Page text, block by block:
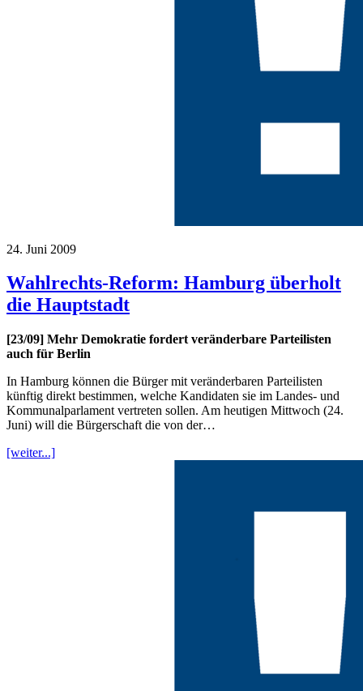
24. Juni 2009
Wahlrechts-Reform: Hamburg überholt
die Hauptstadt
[23/09] Mehr Demokratie fordert veränderbare Parteilisten
auch für Berlin
In Hamburg können die Bürger mit veränderbaren Parteilisten
künftig direkt bestimmen, welche Kandidaten sie im Landes- und
Kommunalparlament vertreten sollen. Am heutigen Mittwoch (24.
Juni) will die Bürgerschaft die von der…
[weiter...]